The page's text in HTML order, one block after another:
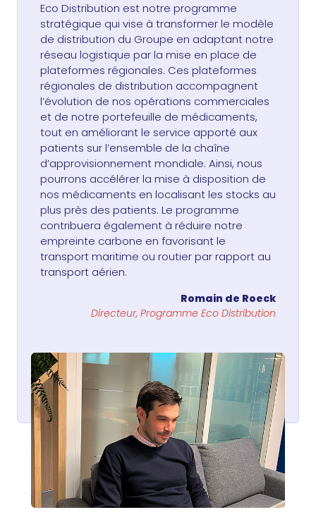
Eco Distribution est notre programme
stratégique qui vise à transformer le modèle
de distribution du Groupe en adaptant notre
réseau logistique par la mise en place de
plateformes régionales. Ces plateformes
régionales de distribution accompagnent
l’évolution de nos opérations commerciales
et de notre portefeuille de médicaments,
tout en améliorant le service apporté aux
patients sur l’ensemble de la chaîne
d’approvisionnement mondiale. Ainsi, nous
pourrons accélérer la mise à disposition de
nos médicaments en localisant les stocks au
plus près des patients. Le programme
contribuera également à réduire notre
empreinte carbone en favorisant le
transport maritime ou routier par rapport au
transport aérien.
Romain de Roeck
Directeur, Programme Eco Distribution